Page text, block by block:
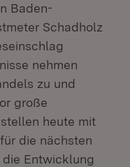
Baden-
Schadholz
nehmen
zu und
große
heute mit
die nächsten
die Entwicklung